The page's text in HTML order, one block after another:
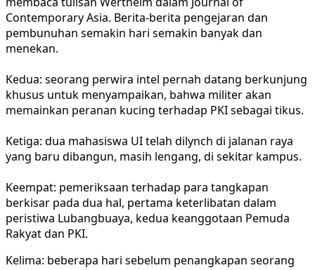
Contemporary Asia. Berita-berita pengejaran dan
pembunuhan semakin hari semakin banyak dan
menekan.
Kedua: seorang perwira intel pernah datang berkunjung
khusus untuk menyampaikan, bahwa militer akan
memainkan peranan kucing terhadap PKI sebagai tikus.
Ketiga: dua mahasiswa UI telah dilynch di jalanan raya
yang baru dibangun, masih lengang, di sekitar kampus.
Keempat: pemeriksaan terhadap para tangkapan
berkisar pada dua hal, pertama keterlibatan dalam
peristiwa Lubangbuaya, kedua keanggotaan Pemuda
Rakyat dan PKI.
Kelima: beberapa hari sebelum penangkapan seorang